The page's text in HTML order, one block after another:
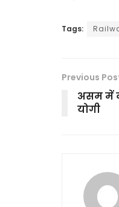
Tags:
Previous
असम में
योगी